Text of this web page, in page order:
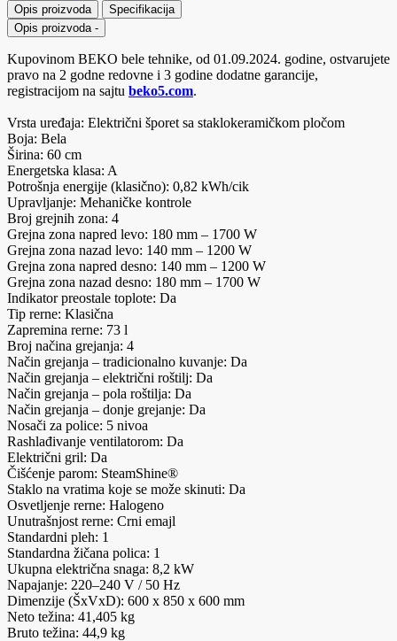
Opis proizvoda
Specifikacija
Opis proizvoda -
Kupovinom BEKO bele tehnike, od 01.09.2024. godine, ostvarujete
pravo na 2 godne redovne i 3 godine dodatne garancije,
registracijom na sajtu beko5.com.
Vrsta uređaja: Električni šporet sa staklokeramičkom pločom
Boja: Bela
Širina: 60 cm
Energetska klasa: A
Potrošnja energije (klasično): 0,82 kWh/cik
Upravljanje: Mehaničke kontrole
Broj grejnih zona: 4
Grejna zona napred levo: 180 mm – 1700 W
Grejna zona nazad levo: 140 mm – 1200 W
Grejna zona napred desno: 140 mm – 1200 W
Grejna zona nazad desno: 180 mm – 1700 W
Indikator preostale toplote: Da
Tip rerne: Klasična
Zapremina rerne: 73 l
Broj načina grejanja: 4
Način grejanja – tradicionalno kuvanje: Da
Način grejanja – električni roštilj: Da
Način grejanja – pola roštilja: Da
Način grejanja – donje grejanje: Da
Nosači za police: 5 nivoa
Rashlađivanje ventilatorom: Da
Električni gril: Da
Čišćenje parom: SteamShine®
Staklo na vratima koje se može skinuti: Da
Osvetljenje rerne: Halogeno
Unutrašnjost rerne: Crni emajl
Standardni pleh: 1
Standardna žičana polica: 1
Ukupna električna snaga: 8,2 kW
Napajanje: 220–240 V / 50 Hz
Dimenzije (ŠxVxD): 600 x 850 x 600 mm
Neto težina: 41,405 kg
Bruto težina: 44,9 kg